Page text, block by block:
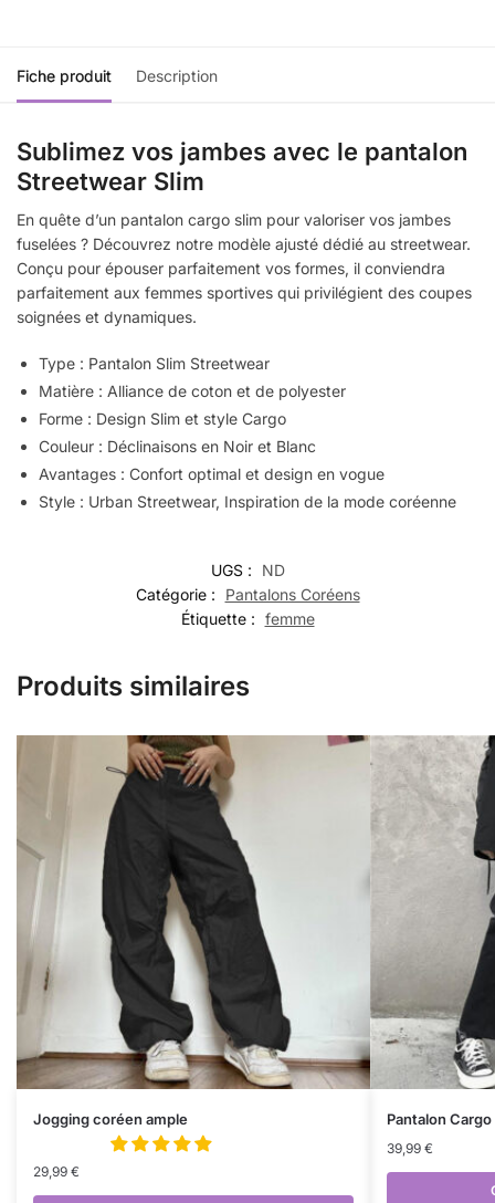
Fiche produit Description
Sublimez vos jambes avec le pantalon
Streetwear Slim
En quête d’un pantalon cargo slim pour valoriser vos jambes
fuselées ? Découvrez notre modèle ajusté dédié au streetwear.
Conçu pour épouser parfaitement vos formes, il conviendra
parfaitement aux femmes sportives qui privilégient des coupes
soignées et dynamiques.
Type : Pantalon Slim Streetwear
Matière : Alliance de coton et de polyester
Forme : Design Slim et style Cargo
Couleur : Déclinaisons en Noir et Blanc
Avantages : Confort optimal et design en vogue
Style : Urban Streetwear, Inspiration de la mode coréenne
UGS :
ND
Catégorie :
Pantalons Coréens
Étiquette : femme
Produits similaires
Jogging coréen ample
29,99 €
Pantalon
39,99 €